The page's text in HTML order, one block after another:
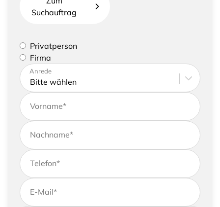
Suchauftrag
Bitte geben Sie an, ob Sie eine Privatperson sind
oder eine Firma vertreten
Privatperson
Firma
Bitte tragen Sie Ihre Adresse sowie
Kontaktdaten ein
Anrede
Vorname*
Nachname*
Telefon*
E-Mail*